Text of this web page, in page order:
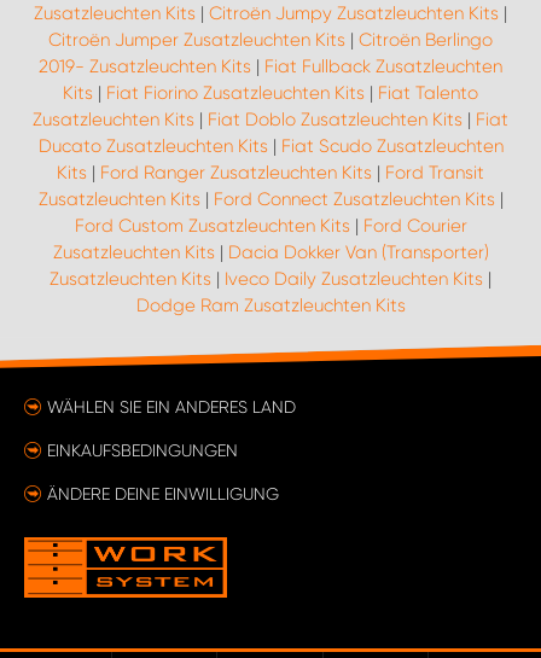
Zusatzleuchten Kits | Citroën Jumpy Zusatzleuchten Kits |
Citroën Jumper Zusatzleuchten Kits | Citroën Berlingo
2019- Zusatzleuchten Kits | Fiat Fullback Zusatzleuchten
Kits | Fiat Fiorino Zusatzleuchten Kits | Fiat Talento
Zusatzleuchten Kits | Fiat Doblo Zusatzleuchten Kits | Fiat
Ducato Zusatzleuchten Kits | Fiat Scudo Zusatzleuchten
Kits | Ford Ranger Zusatzleuchten Kits | Ford Transit
Zusatzleuchten Kits | Ford Connect Zusatzleuchten Kits |
Ford Custom Zusatzleuchten Kits | Ford Courier
Zusatzleuchten Kits | Dacia Dokker Van (Transporter)
Zusatzleuchten Kits | Iveco Daily Zusatzleuchten Kits |
Dodge Ram Zusatzleuchten Kits
WÄHLEN SIE EIN ANDERES LAND
EINKAUFSBEDINGUNGEN
ÄNDERE DEINE EINWILLIGUNG